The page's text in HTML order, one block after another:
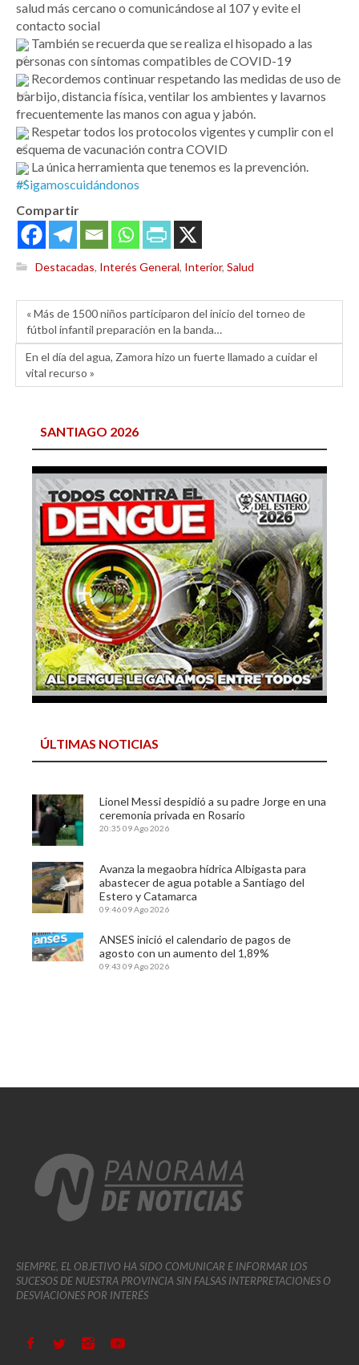
salud más cercano o comunicándose al 107 y evite el
contacto social
También se recuerda que se realiza el hisopado a las
personas con síntomas compatibles de COVID-19
Recordemos continuar respetando las medidas de uso de
barbijo, distancia física, ventilar los ambientes y lavarnos
frecuentemente las manos con agua y jabón.
Respetar todos los protocolos vigentes y cumplir con el
esquema de vacunación contra COVID
La única herramienta que tenemos es la prevención.
#Sigamoscuidándonos
Compartir
Destacadas, Interés General, Interior, Salud
« Más de 1500 niños participaron del inicio del torneo de
fútbol infantil preparación en la banda…
En el día del agua, Zamora hizo un fuerte llamado a cuidar el
vital recurso »
SANTIAGO 2026
ÚLTIMAS NOTICIAS
Lionel Messi despidió a su padre Jorge en una
ceremonia privada en Rosario
20:35 09 Ago 2026
Avanza la megaobra hídrica Albigasta para
abastecer de agua potable a Santiago del
Estero y Catamarca
09:4609 Ago 2026
ANSES inició el calendario de pagos de
agosto con un aumento del 1,89%
09:43 09 Ago 2026
SIEMPRE, EL OBJETIVO HA SIDO COMUNICAR E INFORMAR LOS
SUCESOS DE NUESTRA PROVINCIA SIN FALSAS INTERPRETACIONES O
DESVIACIONES POR INTERÉS